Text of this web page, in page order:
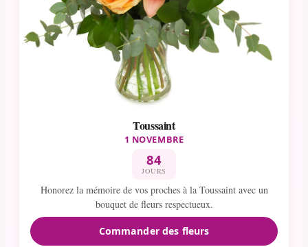
Toussaint
1 NOVEMBRE
84
JOURS
Honorez la mémoire de vos proches à la Toussaint avec un
bouquet de fleurs respectueux.
Commander des fleurs